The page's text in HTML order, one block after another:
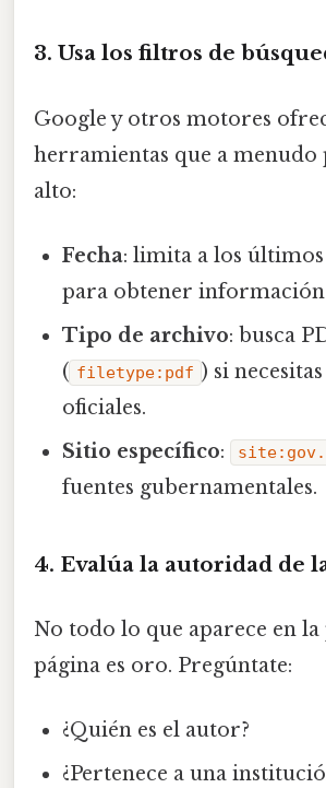
3. Usa los filtros de
Google y otros motores
herramientas que a menudo
alto:
Fecha: limita a los últimos
para obtener información
Tipo de archivo: busca
( filetype:pdf ) si
oficiales.
Sitio específico:
fuentes gubernamentales.
4. Evalúa la autoridad de
No todo lo que aparece en
página es oro. Pregúntate:
¿Quién es el autor?
¿Pertenece a una